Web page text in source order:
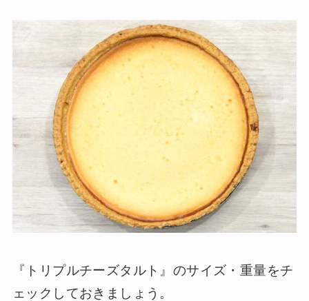
『トリプルチーズタルト』のサイズ・重量をチ
ェックしておきましょう。